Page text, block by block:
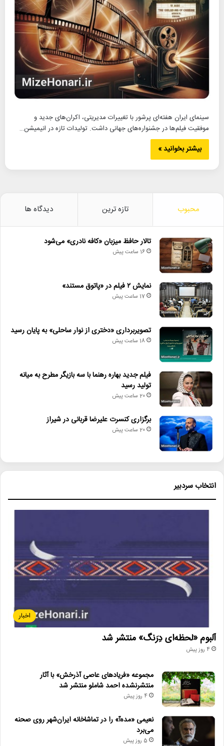
سینمای ایران هفته‌ای پرشور با تغییرات مدیریتی، اکران‌های جدید و
موفقیت فیلم‌ها در جشنواره‌های جهانی داشت. تولیدات تازه در انیمیشن…
بیشتر بخوانید »
محبوب تازه ترین دیدگاه ها
تالار حافظ میزبان «کافه نادری» می‌شود
16 ساعت پیش
نمایش ۲ فیلم در «پاتوق مستند»
17 ساعت پیش
تصویربرداری «دختری از نوار ساحلی» به پایان رسید
18 ساعت پیش
فیلم جدید بهاره رهنما با سه بازیگر مطرح به میانه
تولید رسید
20 ساعت پیش
برگزاری کنسرت علیرضا قربانی در شیراز
20 ساعت پیش
انتخاب سردبیر
اخبار
آلبوم «لحظه‌ای دِرَنگ» منتشر شد
4 روز پیش
مجموعه «فریادهای عاصی آذرخش» با آثار
منتشرنشده احمد شاملو منتشر شد
4 روز پیش
نعیمی «مده‌آ» را در تماشاخانه ایران‌شهر روی صحنه
می‌برد
5 روز پیش